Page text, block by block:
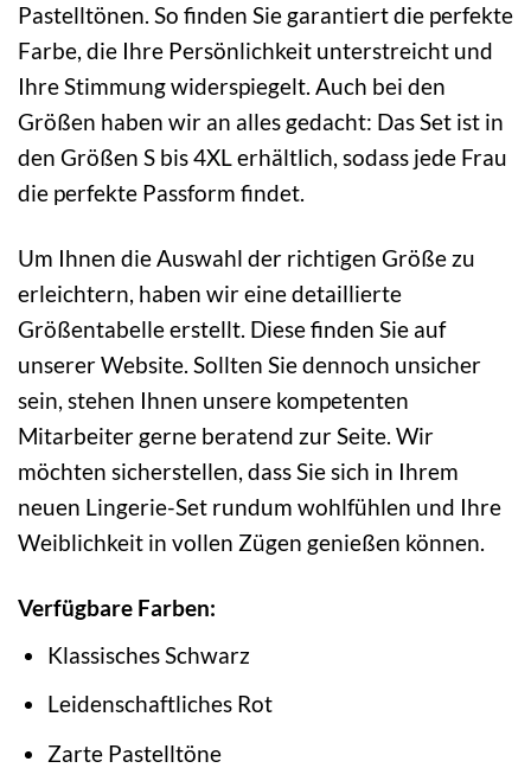
Pastelltönen. So finden Sie garantiert die perfekte
Farbe, die Ihre Persönlichkeit unterstreicht und
Ihre Stimmung widerspiegelt. Auch bei den
Größen haben wir an alles gedacht: Das Set ist in
den Größen S bis 4XL erhältlich, sodass jede Frau
die perfekte Passform findet.
Um Ihnen die Auswahl der richtigen Größe zu
erleichtern, haben wir eine detaillierte
Größentabelle erstellt. Diese finden Sie auf
unserer Website. Sollten Sie dennoch unsicher
sein, stehen Ihnen unsere kompetenten
Mitarbeiter gerne beratend zur Seite. Wir
möchten sicherstellen, dass Sie sich in Ihrem
neuen Lingerie-Set rundum wohlfühlen und Ihre
Weiblichkeit in vollen Zügen genießen können.
Verfügbare Farben:
Klassisches Schwarz
Leidenschaftliches Rot
Zarte Pastelltöne